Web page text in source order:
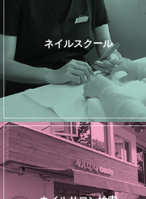
ネイルスクール